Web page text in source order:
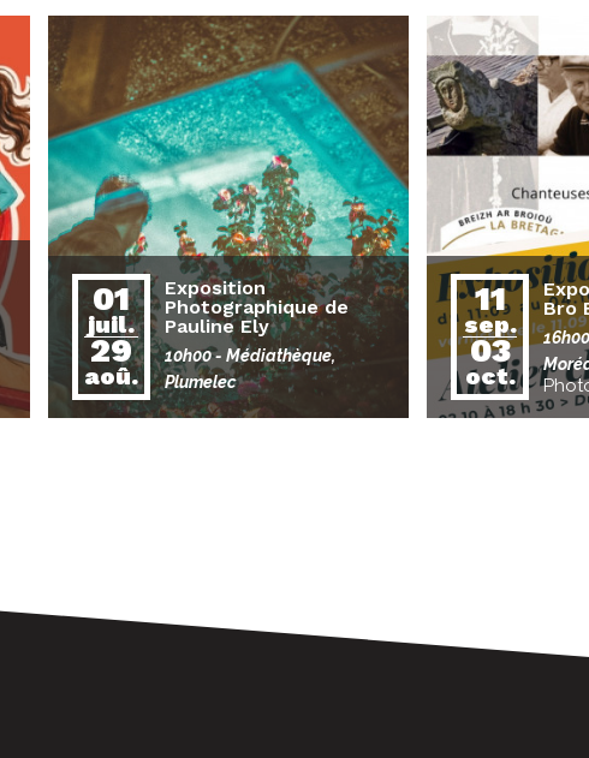
01
juil.
29
aoû.
Exposition
Photographique de
Pauline Ely
10h00- Médiathèque,
Plumelec
11
sep.
03
oct.
Bro
16h00